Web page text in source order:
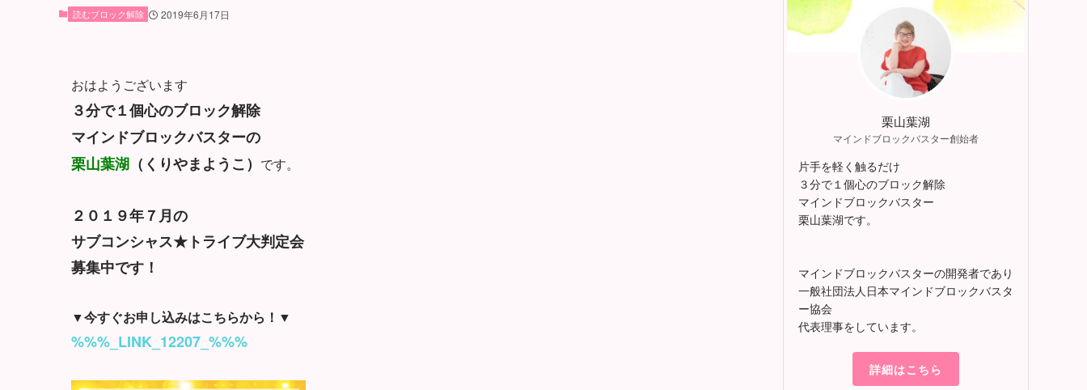
読むブロック解除 2019年6月17日
おはようございます
３分で１個心のブロック解除
マインドブロックバスターの
栗山葉湖 （くりやまようこ） です。
２０１９年７月の
サブコンシャス★トライブ大判定会
募集中です！
▼今すぐお申し込みはこちらから！▼
%%%_LINK_12207_%%%
栗山葉湖
マインドブロックバスター創始者
片手を軽く触るだけ
３分で１個心のブロック解除
マインドブロックバスター
栗山葉湖です。
マインドブロックバスターの開発者であり
一般社団法人日本マインドブロックバスタ
ー協会
代表理事をしています。
詳細はこちら